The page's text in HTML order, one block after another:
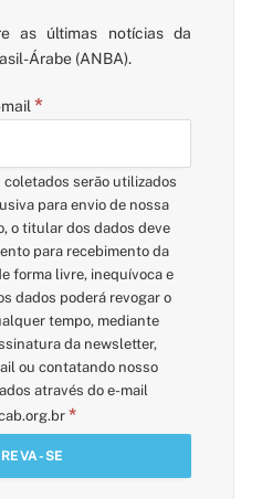
as últimas notícias da
Árabe (ANBA).
*
coletados serão utilizados
para envio de nossa
o titular dos dados deve
para recebimento da
forma livre, inequívoca e
dados poderá revogar o
tempo, mediante
da newsletter,
ou contatando nosso
através do e-mail
*